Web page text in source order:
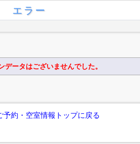
エラー
データはございませんでした。
予約・空室情報トップに戻る